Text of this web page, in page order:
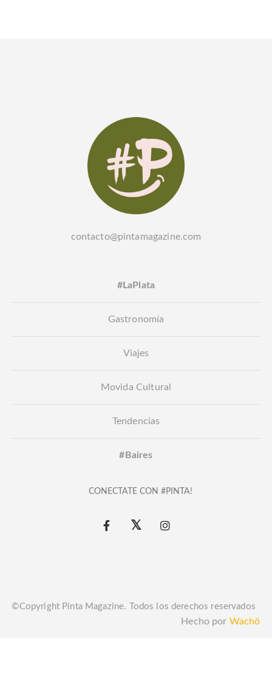
contacto@pintamagazine.com
#LaPlata
Gastronomía
Viajes
Movida Cultural
Tendencias
#Baires
CONECTATE CON #PINTA!
©Copyright Pinta Magazine. Todos los derechos reservados
Hecho por Wachö